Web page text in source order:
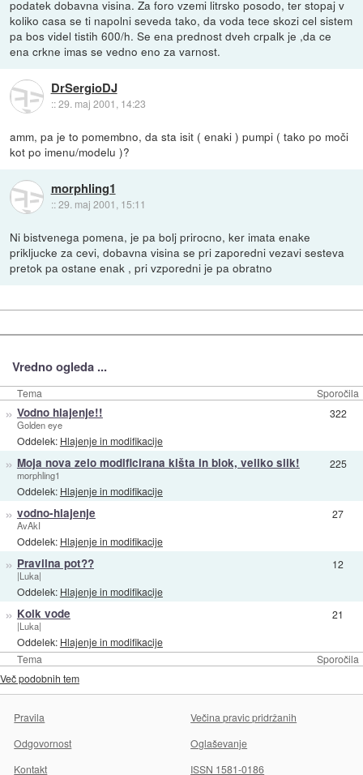
podatek dobavna visina. Za foro vzemi litrsko posodo, ter stopaj v
koliko casa se ti napolni seveda tako, da voda tece skozi cel sistem
pa bos videl tistih 600/h. Se ena prednost dveh crpalk je ,da ce
ena crkne imas se vedno eno za varnost.
DrSergioDJ
::29. maj 2001, 14:23
amm, pa je to pomembno, da sta isit ( enaki ) pumpi ( tako po moči
kot po imenu/modelu )?
morphling1
::29. maj 2001, 15:11
Ni bistvenega pomena, je pa bolj prirocno, ker imata enake
prikljucke za cevi, dobavna visina se pri zaporedni vezavi sesteva
pretok pa ostane enak , pri vzporedni je pa obratno
Vredno ogleda ...
Tema Sporočila
Tema Sporočila
» Vodno hlajenje!!
Golden eye
Oddelek: Hlajenje in modifikacije
322
» Moja nova zelo modificirana kišta in blok, veliko slik!
morphling1
Oddelek: Hlajenje in modifikacije
225
» vodno-hlajenje
AvAkI
Oddelek: Hlajenje in modifikacije
27
» Pravilna pot??
|Luka|
Oddelek: Hlajenje in modifikacije
12
» Kolk vode
|Luka|
Oddelek: Hlajenje in modifikacije
21
Več podobnih tem
Pravila
Večina pravic pridržanih
Odgovornost
Oglaševanje
Kontakt
ISSN 1581-0186